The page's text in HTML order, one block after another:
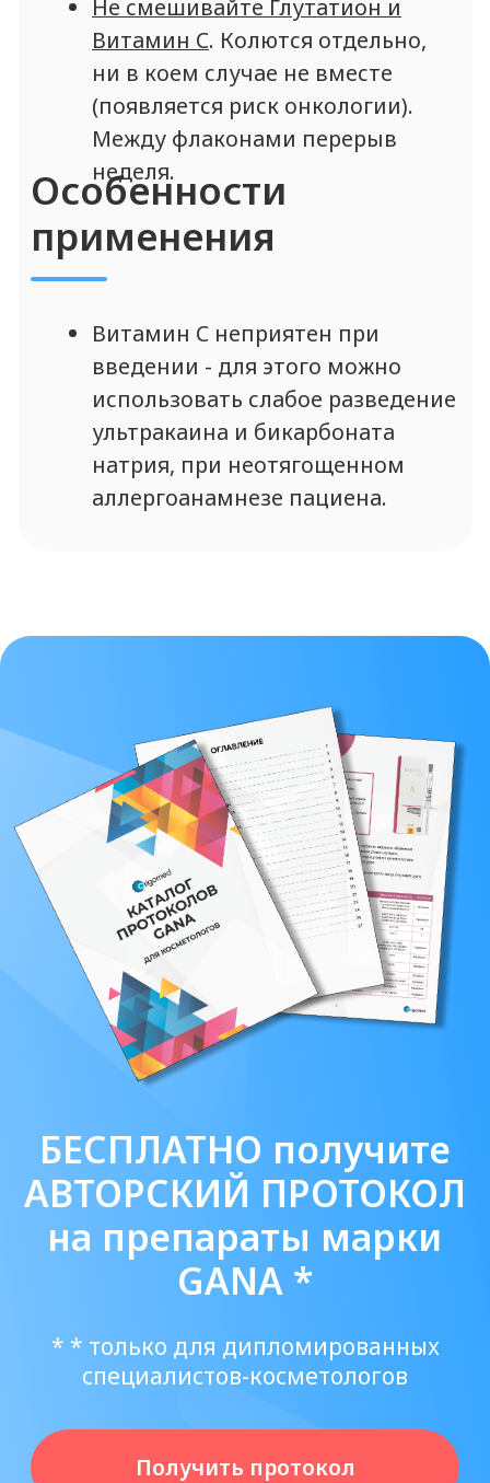
течение минуты, после с вами свяжется наш
менеджер для подтверждения вашей
квалификации и отправки прайс-листа
Протоколы на
другие препараты
линейки GANA